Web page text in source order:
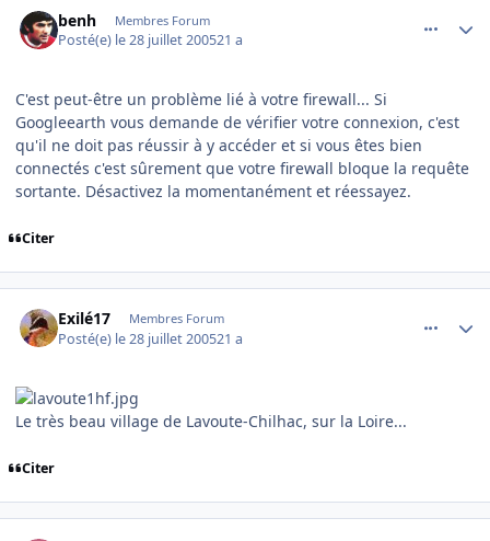
benh Membres Forum
Posté(e) le 28 juillet 200521 a
C'est peut-être un problème lié à votre firewall... Si
Googleearth vous demande de vérifier votre connexion, c'est
qu'il ne doit pas réussir à y accéder et si vous êtes bien
connectés c'est sûrement que votre firewall bloque la requête
sortante. Désactivez la momentanément et réessayez.
Citer
Exilé17 Membres Forum
Posté(e) le 28 juillet 200521 a
Le très beau village de Lavoute-Chilhac, sur la Loire...
Citer